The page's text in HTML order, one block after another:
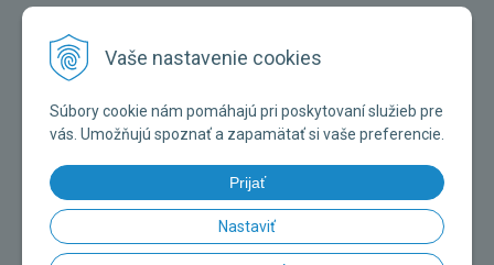
Vaše nastavenie cookies
Súbory cookie nám pomáhajú pri poskytovaní služieb pre
vás. Umožňujú spoznať a zapamätať si vaše preferencie.
Prijať
Nastaviť